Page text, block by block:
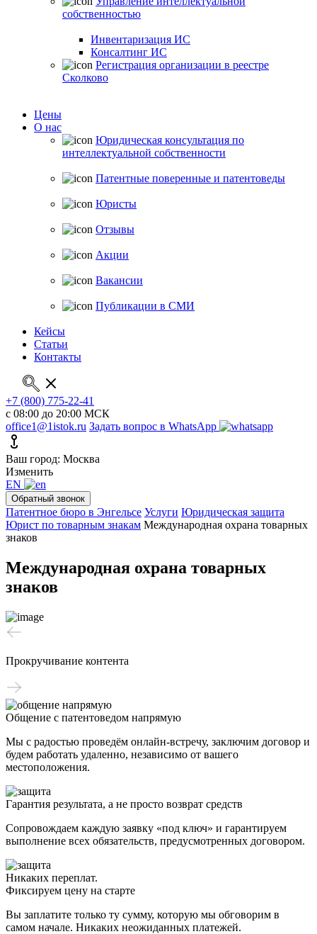
собственностью
Инвентаризация ИС
Консалтинг ИС
Регистрация организации в реестре
Сколково
Цены
О нас
Юридическая консультация по
интеллектуальной собственности
Патентные поверенные и патентоведы
Юристы
Отзывы
Акции
Вакансии
Публикации в СМИ
Кейсы
Статьи
Контакты
+7 (800) 775-22-41
с 08:00 до 20:00 МСК
office1@1istok.ru Задать вопрос в WhatsApp
Ваш город: Москва
Изменить
EN
Обратный звонок
Патентное бюро в Энгельсе Услуги Юридическая защита
Юрист по товарным знакам Международная охрана товарных
знаков
Международная охрана товарных
знаков
Прокручивание контента
Общение с патентоведом напрямую
Мы с радостью проведём онлайн-встречу, заключим договор и
будем работать удаленно, независимо от вашего
местоположения.
Гарантия результата, а не просто возврат средств
Сопровождаем каждую заявку «под ключ» и гарантируем
выполнение всех обязательств, предусмотренных договором.
Никаких переплат.
Фиксируем цену на старте
Вы заплатите только ту сумму, которую мы обговорим в
самом начале. Никаких неожиданных платежей.